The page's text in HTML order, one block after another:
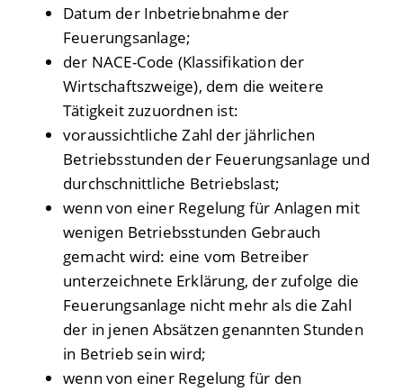
Datum der Inbetriebnahme der
Feuerungsanlage;
der NACE-Code (Klassifikation der
Wirtschaftszweige), dem die weitere
Tätigkeit zuzuordnen ist:
voraussichtliche Zahl der jährlichen
Betriebsstunden der Feuerungsanlage und
durchschnittliche Betriebslast;
wenn von einer Regelung für Anlagen mit
wenigen Betriebsstunden Gebrauch
gemacht wird: eine vom Betreiber
unterzeichnete Erklärung, der zufolge die
Feuerungsanlage nicht mehr als die Zahl
der in jenen Absätzen genannten Stunden
in Betrieb sein wird;
wenn von einer Regelung für den